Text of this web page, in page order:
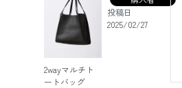
2wayマルチト
ートバッグ
投稿日
2025/02/27